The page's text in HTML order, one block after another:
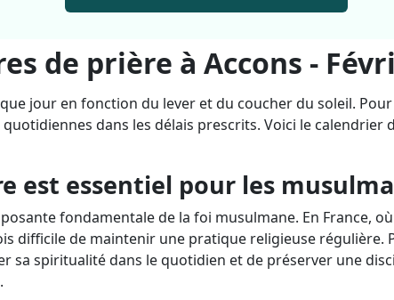
de prière à Accons -
jour en fonction du lever et du coucher du soleil.
dans les délais prescrits. Voici le
est essentiel pour les
fondamentale de la foi musulmane. En France,
difficile de maintenir une pratique religieuse
sa spiritualité dans le quotidien et de préserver une